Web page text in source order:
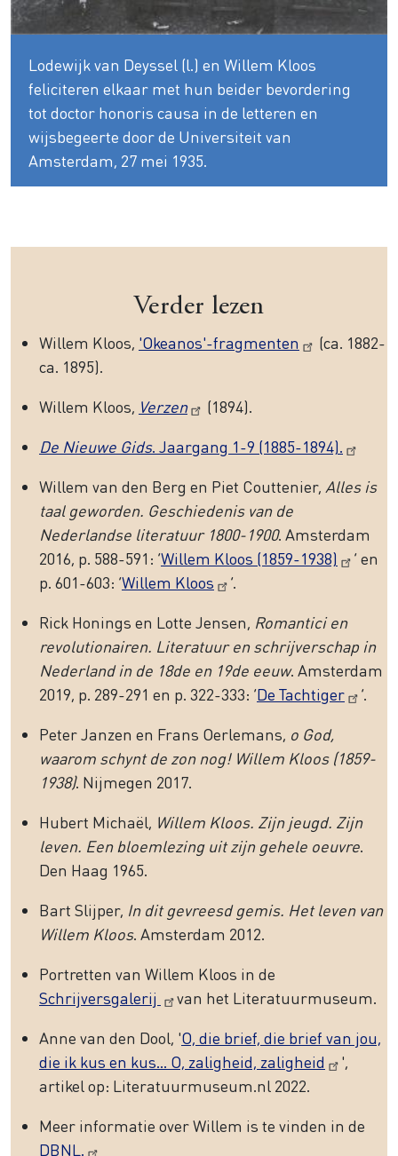
Lodewijk van Deyssel (l.) en Willem Kloos
feliciteren elkaar met hun beider bevordering
tot doctor honoris causa in de letteren en
wijsbegeerte door de Universiteit van
Amsterdam, 27 mei 1935.
Verder lezen
Willem Kloos, 'Okeanos'-fragmenten
(ca. 1882-
ca. 1895).
Willem Kloos, Verzen
(1894).
De Nieuwe Gids. Jaargang 1-9 (1885-1894).
Willem van den Berg en Piet Couttenier, Alles is
taal geworden. Geschiedenis van de
Nederlandse literatuur 1800-1900. Amsterdam
2016, p. 588-591: ‘Willem Kloos (1859-1938)
’ en
p. 601-603: ‘Willem Kloos
’.
Rick Honings en Lotte Jensen, Romantici en
revolutionairen. Literatuur en schrijverschap in
Nederland in de 18de en 19de eeuw. Amsterdam
2019, p. 289-291 en p. 322-333: ‘De Tachtiger
’.
Peter Janzen en Frans Oerlemans, o God,
waarom schynt de zon nog! Willem Kloos (1859-
1938). Nijmegen 2017.
Hubert Michaël, Willem Kloos. Zijn jeugd. Zijn
leven. Een bloemlezing uit zijn gehele oeuvre.
Den Haag 1965.
Bart Slijper, In dit gevreesd gemis. Het leven van
Willem Kloos. Amsterdam 2012.
Portretten van Willem Kloos in de
Schrijversgalerij
van het Literatuurmuseum.
Anne van den Dool, 'O, die brief, die brief van jou,
die ik kus en kus... O, zaligheid, zaligheid
',
artikel op: Literatuurmuseum.nl 2022.
Meer informatie over Willem is te vinden in de
DBNL.